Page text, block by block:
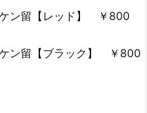
ケン留【レッド】 ￥800
ケン留【ブラック】 ￥800